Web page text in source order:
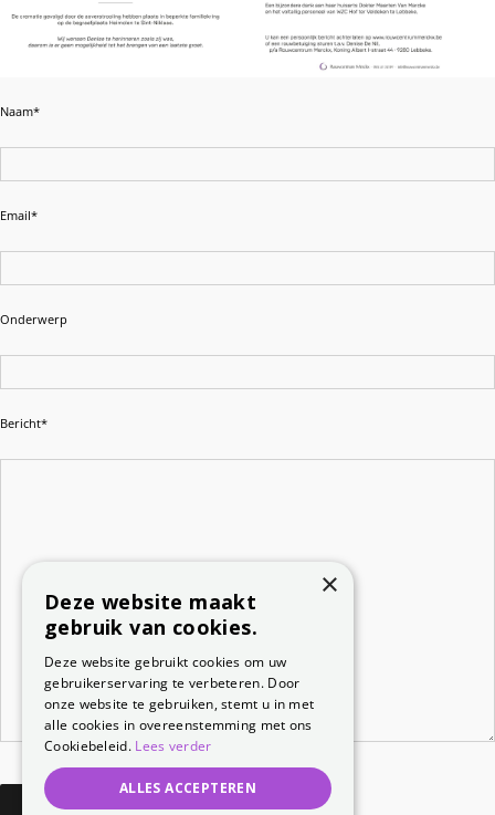
Naam*
Email*
Onderwerp
Bericht*
×
Deze website maakt
gebruik van cookies.
Deze website gebruikt cookies om uw
gebruikerservaring te verbeteren. Door
onze website te gebruiken, stemt u in met
alle cookies in overeenstemming met ons
Cookiebeleid. Lees verder
ALLES ACCEPTEREN